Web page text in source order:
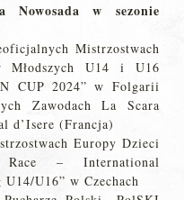
Nowosada w sezonie
Mistrzostwach
Młodszych U14 i U16
CUP 2024” w Folgarii
Zawodach La Scara
d’Isere (Francja)
Europy Dzieci
Race – International
U16” w Czechach